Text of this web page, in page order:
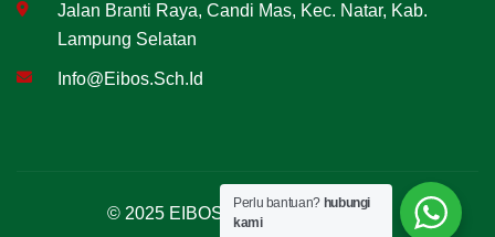
Jalan Branti Raya, Candi Mas, Kec. Natar, Kab.
Lampung Selatan
Info@eibos.sch.id
© 2025 EIBOS. All Rights Reserved
Perlu bantuan? hubungi
kami